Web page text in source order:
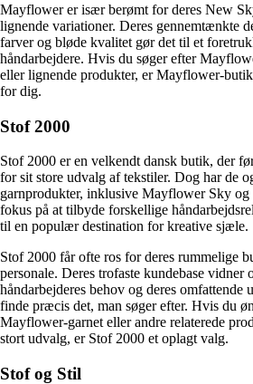
Mayflower er især berømt for deres New
lignende variationer. Deres gennemtænkte
farver og bløde kvalitet gør det til et
håndarbejdere. Hvis du søger efter
eller lignende produkter, er Mayflower-
for dig.
Stof 2000
Stof 2000 er en velkendt dansk butik, der
for sit store udvalg af tekstiler. Dog har de
garnprodukter, inklusive Mayflower Sky
fokus på at tilbyde forskellige
til en populær destination for kreative sjæle.
Stof 2000 får ofte ros for deres rummelige
personale. Deres trofaste kundebase vidner
håndarbejderes behov og deres omfattende
finde præcis det, man søger efter. Hvis du
Mayflower-garnet eller andre relaterede
stort udvalg, er Stof 2000 et oplagt valg.
Stof og Stil